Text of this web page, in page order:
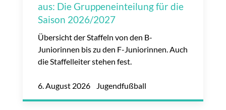
aus: Die Gruppeneinteilung für die
Saison 2026/2027
Übersicht der Staffeln von den B-
Juniorinnen bis zu den F-Juniorinnen. Auch
die Staffelleiter stehen fest.
6. August 2026 Jugendfußball